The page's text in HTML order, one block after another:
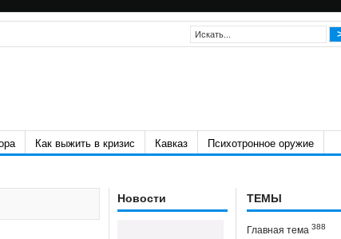
Как выжить в кризис Кавказ
Психотронное оружие
Новости ТЕМЫ
Главная тема 388